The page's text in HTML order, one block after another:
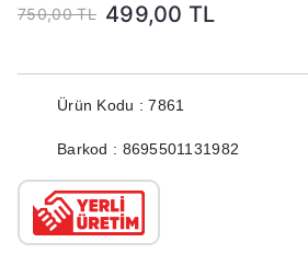
750,00 TL 499,00 TL
Ürün Kodu : 7861
Barkod : 8695501131982